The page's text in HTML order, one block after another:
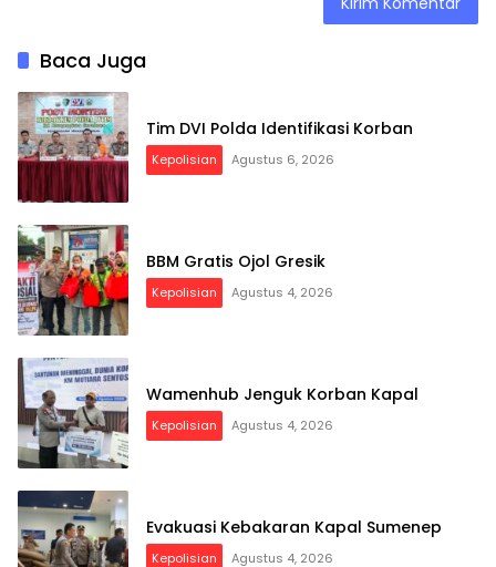
Baca Juga
Tim DVI Polda Identifikasi Korban
Kepolisian Agustus 6, 2026
BBM Gratis Ojol Gresik
Kepolisian Agustus 4, 2026
Wamenhub Jenguk Korban Kapal
Kepolisian Agustus 4, 2026
Evakuasi Kebakaran Kapal Sumenep
Kepolisian Agustus 4, 2026